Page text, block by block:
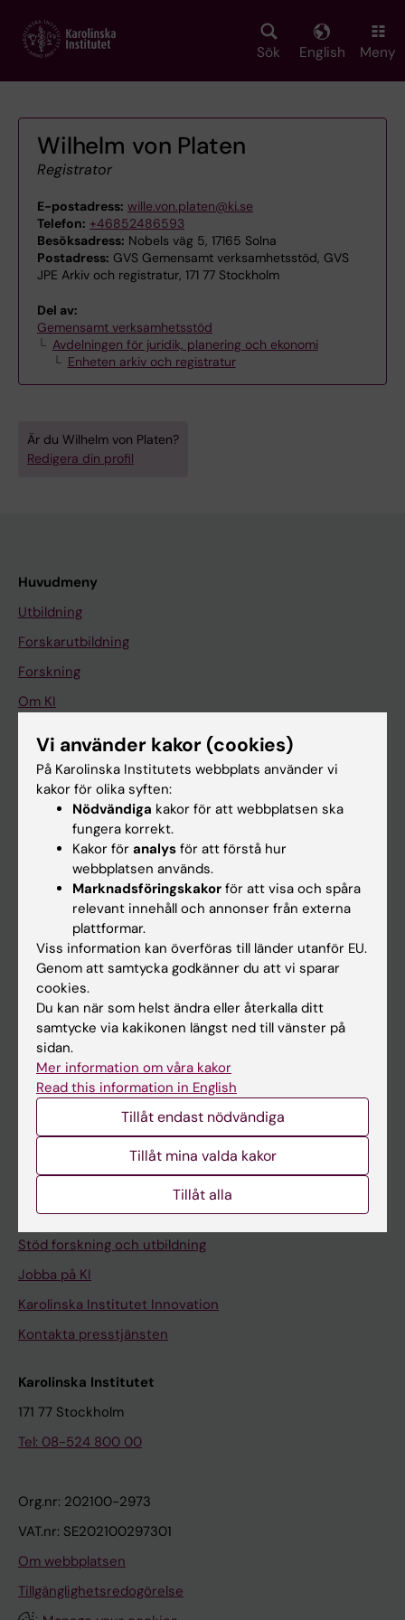
main
Sök English Meny
Wilhelm von Platen
Registrator
E-postadress: wille.von.platen@ki.se
Telefon: +46852486593
Besöksadress: Nobels väg 5, 17165 Solna
Postadress: GVS Gemensamt verksamhetsstöd, GVS
JPE Arkiv och registratur, 171 77 Stockholm
Del av:
Gemensamt verksamhetsstöd
Avdelningen för juridik, planering och ekonomi
Enheten arkiv och registratur
Är du Wilhelm von Platen?
Redigera din profil
Huvudmeny
Utbildning
Forskarutbildning
Forskning
Om KI
På gång
Nyheter
Kalender
Schema
Studentmejlen
Kurs- och programwebbar
Student på KI
Medarbetarportalen
Universitetsbiblioteket
Stöd forskning och utbildning
Jobba på KI
Karolinska Institutet Innovation
Kontakta presstjänsten
Karolinska Institutet
171 77 Stockholm
Tel: 08-524 800 00
Org.nr: 202100-2973
VAT.nr: SE202100297301
Om webbplatsen
Tillgänglighetsredogörelse
Vi använder kakor (cookies)
På Karolinska Institutets webbplats använder vi
kakor för olika syften:
Nödvändiga kakor för att webbplatsen ska
fungera korrekt.
Kakor för analys för att förstå hur
webbplatsen används.
Marknadsföringskakor för att visa och spåra
relevant innehåll och annonser från externa
plattformar.
Viss information kan överföras till länder utanför EU.
Genom att samtycka godkänner du att vi sparar
cookies.
Du kan när som helst ändra eller återkalla ditt
samtycke via kakikonen längst ned till vänster på
sidan.
Mer information om våra kakor
Read this information in English
Tillåt endast nödvändiga
Tillåt mina valda kakor
Tillåt alla